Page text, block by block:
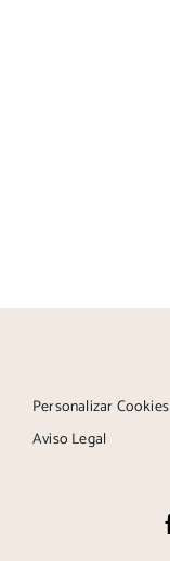
Personalizar Cookies
Aviso Legal